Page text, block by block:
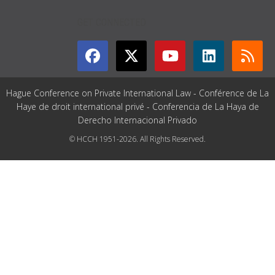
Hague Conference on Private International Law - Conférence de La
Haye de droit international privé - Conferencia de La Haya de
Derecho Internacional Privado
© HCCH 1951-2026. All Rights Reserved.